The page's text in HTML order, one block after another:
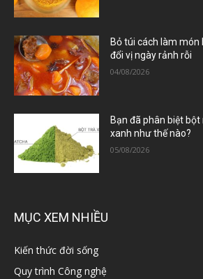
Bỏ túi cách làm món
đổi vị ngày rảnh rỗi
04/08/2026
Bạn đã phân biệt
xanh như thế nào?
05/08/2026
MỤC XEM NHIỀU
Kiến thức đời sống
Quy trình Công nghệ